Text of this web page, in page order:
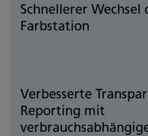
Schnellerer
Farbstation
Verbesserte
Reporting mit